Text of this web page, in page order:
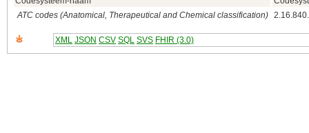
ATC codes (Anatomical, Therapeutical and Chemical classification)
XML JSON CSV SQL SVS FHIR (3.0)